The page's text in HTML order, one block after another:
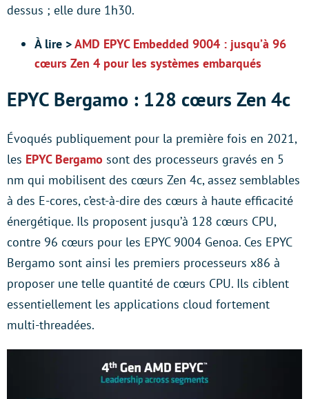
dessus ; elle dure 1h30.
À lire >AMD EPYC Embedded 9004 : jusqu’à 96
cœurs Zen 4 pour les systèmes embarqués
EPYC Bergamo : 128 cœurs Zen 4c
Évoqués publiquement pour la première fois en 2021,
les EPYC Bergamo sont des processeurs gravés en 5
nm qui mobilisent des cœurs Zen 4c, assez semblables
à des E-cores, c’est-à-dire des cœurs à haute efficacité
énergétique. Ils proposent jusqu’à 128 cœurs CPU,
contre 96 cœurs pour les EPYC 9004 Genoa. Ces EPYC
Bergamo sont ainsi les premiers processeurs x86 à
proposer une telle quantité de cœurs CPU. Ils ciblent
essentiellement les applications cloud fortement
multi-threadées.